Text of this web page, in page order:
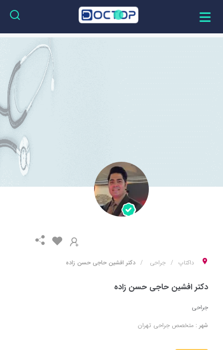
داکتاپ جراحی دکتر افشین حاجی حسن زاده
دکتر افشین حاجی حسن زاده
جراحی
شهر : متخصص جراحی تهران